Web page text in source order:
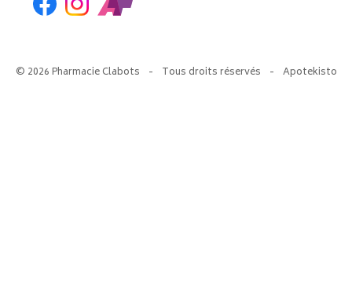
© 2026 Pharmacie Clabots - Tous droits réservés - Apotekisto